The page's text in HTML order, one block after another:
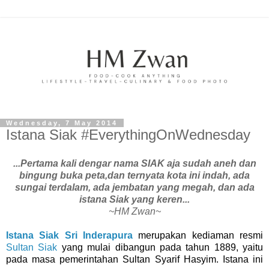
Wednesday, 7 May 2014
Istana Siak #EverythingOnWednesday
...Pertama kali dengar nama SIAK aja sudah aneh dan
bingung buka peta,dan ternyata kota ini indah, ada
sungai terdalam, ada jembatan yang megah, dan ada
istana Siak yang keren...
~HM Zwan~
Istana Siak Sri Inderapura merupakan kediaman resmi
Sultan Siak yang mulai dibangun pada tahun 1889, yaitu
pada masa pemerintahan Sultan Syarif Hasyim. Istana ini